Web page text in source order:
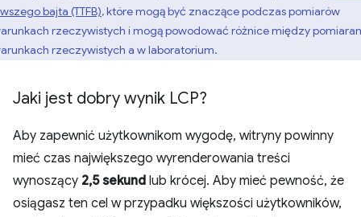
bajta (TTFB), które mogą być znaczące podczas pomiarów
rzeczywistych i mogą powodować różnice między
rzeczywistych a w laboratorium.
Jaki jest dobry wynik LCP?
Aby zapewnić użytkownikom wygodę, witryny powinny
mieć czas największego wyrenderowania treści
wynoszący 2,5 sekund lub krócej. Aby mieć pewność, że
osiągasz ten cel w przypadku większości użytkowników,